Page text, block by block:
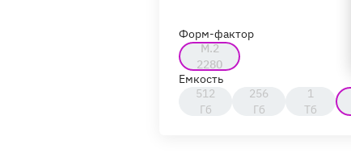
Форм-фактор
M.2
2280
Емкость
512
Гб
256
Гб
1
Тб